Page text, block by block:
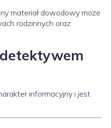
materiał dowodowy może
rodzinnych oraz
informacyjny i jest